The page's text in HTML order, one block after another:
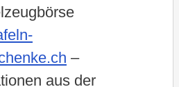
–
aus der